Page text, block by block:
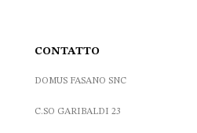
CONTATTO
DOMUS FASANO SNC
C.SO GARIBALDI 23